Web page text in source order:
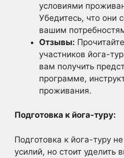
условиями
Убедитесь, что они
вашим
Отзывы:
участников йога-
вам получить
программе,
проживания.
Подготовка к йога-туру:
Подготовка к йога-туру
усилий, но стоит уделить